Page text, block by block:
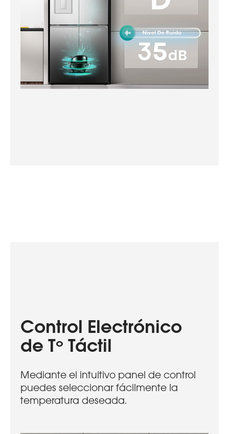
Control Electrónico
de Tº Táctil
Mediante el intuitivo panel de control
puedes seleccionar fácilmente la
temperatura deseada.